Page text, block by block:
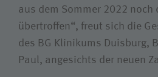
aus dem Sommer 2022 noch
übertroffen“, freut sich die
des BG Klinikums Duisburg,
Paul, angesichts der neuen